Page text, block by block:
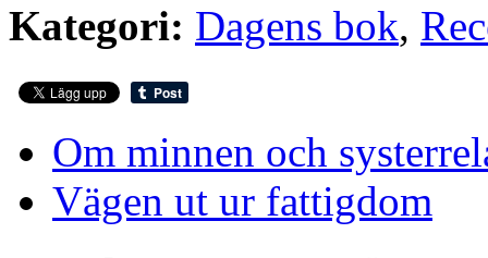
Kategori: Dagens bok,
Om minnen och
Vägen ut ur fattigdom